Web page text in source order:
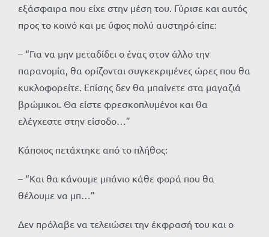
εξάσφαιρα που είχε στην μέση του. Γύρισε και αυτός
προς το κοινό και με ύφος πολύ αυστηρό είπε:
– “Για να μην μεταδίδει ο ένας στον άλλο την
παρανομία, θα ορίζονται συγκεκριμένες ώρες που θα
κυκλοφορείτε. Επίσης δεν θα μπαίνετε στα μαγαζιά
βρώμικοι. Θα είστε φρεσκοπλυμένοι και θα
ελέγχεστε στην είσοδο…”
Κάποιος πετάχτηκε από το πλήθος:
– “Και θα κάνουμε μπάνιο κάθε φορά που θα
θέλουμε να μπ…”
Δεν πρόλαβε να τελειώσει την έκφρασή του και ο